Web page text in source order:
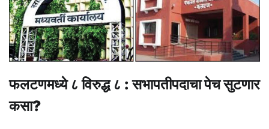
फलटणमध्ये ८ विरुद्ध ८ : सभापतीपदाचा पेच सुटणार
कसा?